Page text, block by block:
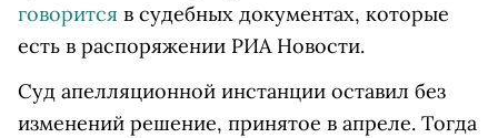
говорится в судебных документах, которые
есть в распоряжении РИА Новости.
Суд апелляционной инстанции оставил без
изменений решение, принятое в апреле. Тогда